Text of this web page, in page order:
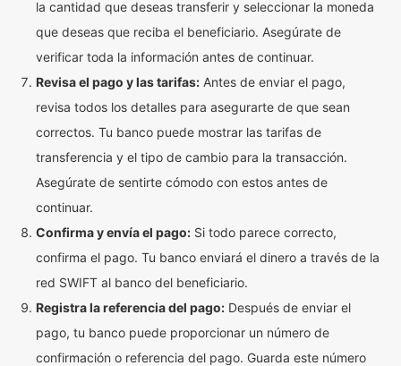
la cantidad que deseas transferir y seleccionar la moneda
que deseas que reciba el beneficiario. Asegúrate de
verificar toda la información antes de continuar.
Revisa el pago y las tarifas: Antes de enviar el pago,
revisa todos los detalles para asegurarte de que sean
correctos. Tu banco puede mostrar las tarifas de
transferencia y el tipo de cambio para la transacción.
Asegúrate de sentirte cómodo con estos antes de
continuar.
Confirma y envía el pago: Si todo parece correcto,
confirma el pago. Tu banco enviará el dinero a través de la
red SWIFT al banco del beneficiario.
Registra la referencia del pago: Después de enviar el
pago, tu banco puede proporcionar un número de
confirmación o referencia del pago. Guarda este número